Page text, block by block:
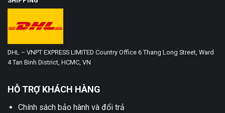
DHL – VNPT EXPRESS LIMITED Country Office 6 Thang Long Street, Ward
4 Tan Binh District, HCMC, VN
HỖ TRỢ KHÁCH HÀNG
Chính sách bảo hành và đổi trả